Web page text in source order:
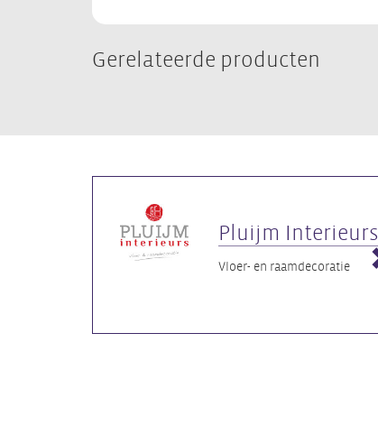
Gerelateerde producten
Pluijm Interieurs
Vloer- en raamdecoratie